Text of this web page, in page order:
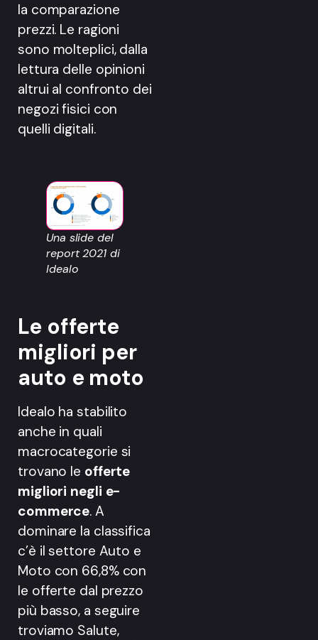
la comparazione
prezzi. Le ragioni
sono molteplici, dalla
lettura delle opinioni
altrui al confronto dei
negozi fisici con
quelli digitali.
Una slide del
report 2021 di
Idealo
Le offerte
migliori per
auto e moto
Idealo ha stabilito
anche in quali
macrocategorie si
trovano le offerte
migliori negli e-
commerce. A
dominare la classifica
c’è il settore Auto e
Moto con 66,8% con
le offerte dal prezzo
più basso, a seguire
troviamo Salute,